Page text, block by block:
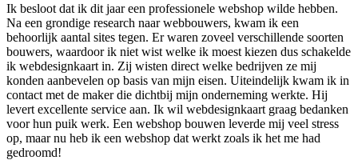
Ik besloot dat ik dit jaar een professionele webshop wilde hebben.
Na een grondige research naar webbouwers, kwam ik een
behoorlijk aantal sites tegen. Er waren zoveel verschillende soorten
bouwers, waardoor ik niet wist welke ik moest kiezen dus schakelde
ik webdesignkaart in. Zij wisten direct welke bedrijven ze mij
konden aanbevelen op basis van mijn eisen. Uiteindelijk kwam ik in
contact met de maker die dichtbij mijn onderneming werkte. Hij
levert excellente service aan. Ik wil webdesignkaart graag bedanken
voor hun puik werk. Een webshop bouwen leverde mij veel stress
op, maar nu heb ik een webshop dat werkt zoals ik het me had
gedroomd!